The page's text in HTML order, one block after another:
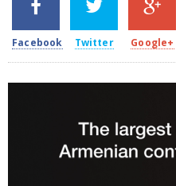
2k
Facebook
1.5k
Twitter
203
Google+